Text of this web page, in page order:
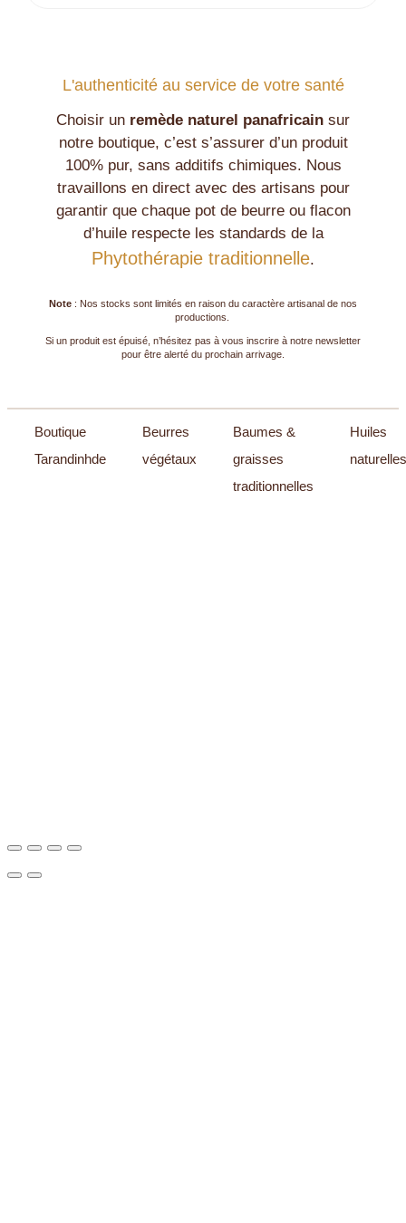
L'authenticité au service de votre santé
Choisir un remède naturel panafricain sur
notre boutique, c’est s’assurer d’un produit
100% pur, sans additifs chimiques. Nous
travaillons en direct avec des artisans pour
garantir que chaque pot de beurre ou flacon
d’huile respecte les standards de la
Phytothérapie traditionnelle.
Note : Nos stocks sont limités en raison du caractère artisanal de nos
productions.
Si un produit est épuisé, n’hésitez pas à vous inscrire à notre newsletter
pour être alerté du prochain arrivage.
Boutique
Tarandinhde
Beurres
végétaux
Baumes &
graisses
traditionnelles
Huiles
naturelles